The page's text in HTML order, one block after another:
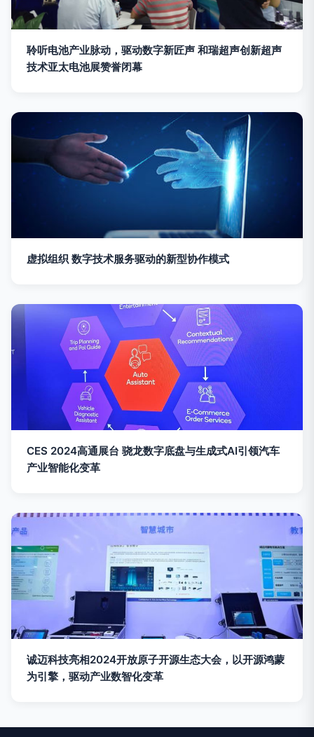
聆听电池产业脉动，驱动数字新匠声 和瑞超声创新超声
技术亚太电池展赞誉闭幕
虚拟组织 数字技术服务驱动的新型协作模式
CES 2024高通展台 骁龙数字底盘与生成式AI引领汽车
产业智能化变革
诚迈科技亮相2024开放原子开源生态大会，以开源鸿蒙
为引擎，驱动产业数智化变革